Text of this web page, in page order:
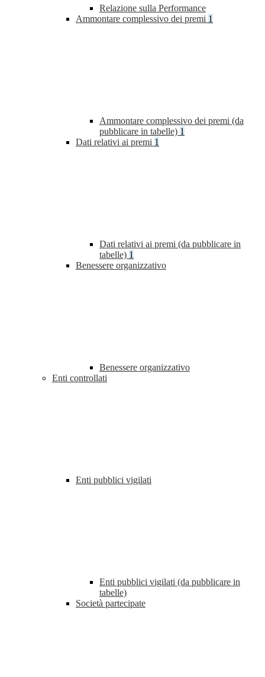
Relazione sulla Performance
Ammontare complessivo dei premi 1
Ammontare complessivo dei premi (da
pubblicare in tabelle) 1
Dati relativi ai premi 1
Dati relativi ai premi (da pubblicare in
tabelle) 1
Benessere organizzativo
Benessere organizzativo
Enti controllati
Enti pubblici vigilati
Enti pubblici vigilati (da pubblicare in
tabelle)
Società partecipate